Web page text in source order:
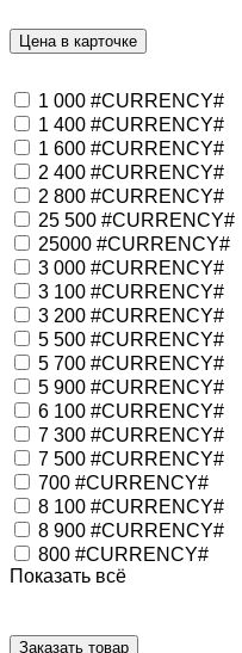
Цена в карточке
1 000 #CURRENCY#
1 400 #CURRENCY#
1 600 #CURRENCY#
2 400 #CURRENCY#
2 800 #CURRENCY#
25 500 #CURRENCY#
25000 #CURRENCY#
3 000 #CURRENCY#
3 100 #CURRENCY#
3 200 #CURRENCY#
5 500 #CURRENCY#
5 700 #CURRENCY#
5 900 #CURRENCY#
6 100 #CURRENCY#
7 300 #CURRENCY#
7 500 #CURRENCY#
700 #CURRENCY#
8 100 #CURRENCY#
8 900 #CURRENCY#
800 #CURRENCY#
Показать всё
Заказать товар